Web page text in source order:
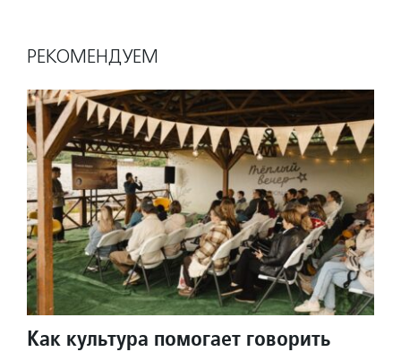
РЕКОМЕНДУЕМ
Как культура помогает говорить